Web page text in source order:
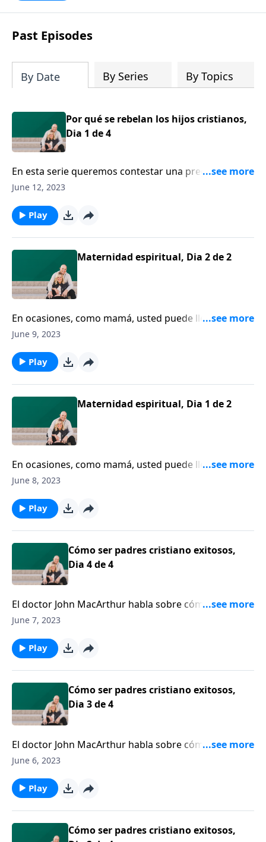
a casa los principios de la Palabra de
Dios para compartirlos con su familia,
su iglesia y su comunidad!
Past Episodes
By Date By Series By Topics
Por qué se rebelan los hijos cristianos,
Dia 1 de 4
En esta serie queremos contestar una pregunta
difícil, ¿Por qué se rebelan los hijos cristianos? Y para
June 12, 2023
Play
Maternidad espiritual, Dia 2 de 2
En ocasiones, como mamá, usted puede llegar a estar
tan consumida con la cotidianidad de cambiar
asimilar el cuadro global. Ahí es donde tiene que
entrar una mentora, según Susan Hunt.
June 9, 2023
Play
Maternidad espiritual, Dia 1 de 2
En ocasiones, como mamá, usted puede llegar a estar
tan consumida con la cotidianidad de cambiar
asimilar el cuadro global. Ahí es donde tiene que
entrar una mentora, según Susan Hunt.
June 8, 2023
Play
Cómo ser padres cristiano exitosos,
Dia 4 de 4
El doctor John MacArthur habla sobre cómo nuestros
hijos pueden ser sabios y qué podemos hacer como
transmitirles algo de esa sabiduría.
June 7, 2023
Play
Cómo ser padres cristiano exitosos,
Dia 3 de 4
El doctor John MacArthur habla sobre cómo nuestros
hijos pueden ser sabios y qué podemos hacer como
transmitirles algo de esa sabiduría.
June 6, 2023
Play
Cómo ser padres cristiano exitosos,